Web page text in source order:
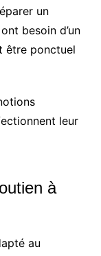
un
besoin d’un
être ponctuel
leur
à
au